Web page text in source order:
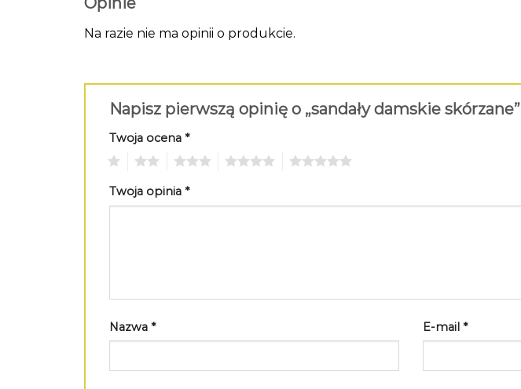
Na razie nie ma opinii o produkcie.
Napisz pierwszą opinię o „sandały damskie skórzane”
Twoja ocena *
Twoja opinia *
Nazwa * E-mail *